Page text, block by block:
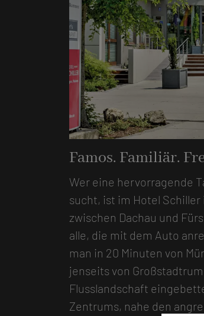
Famos. Familiär.
Wer eine hervorragende
sucht, ist im Hotel
zwischen Dachau und
alle, die mit dem Auto
man in 20 Minuten von
jenseits von
Flusslandschaft
Zentrums, nahe den